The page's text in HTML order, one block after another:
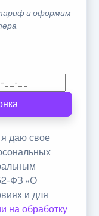
и оформим
даю свое
ФЗ «О
и для
на обработку